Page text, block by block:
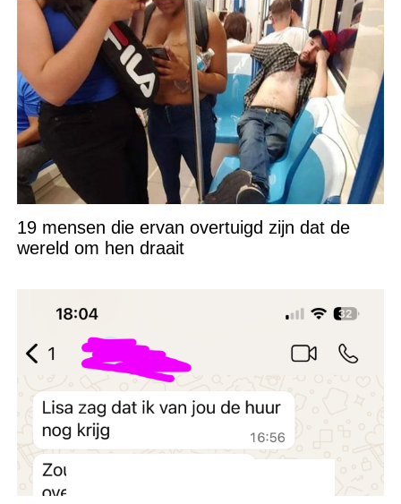
19 mensen die ervan overtuigd zijn dat de
wereld om hen draait